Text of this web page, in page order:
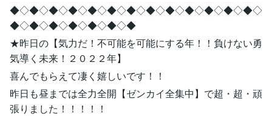
◆◇◆◇◆◇◆◇◆◇◆◇◆◇◆◇◆◇◆◇◆◇◆◇◆◇
◆◇◆◇◆◇◆◇◆◇◆◇◆
★昨日の【気力だ！不可能を可能にする年！！負けない勇
気導く未来！２０２２年】
喜んでもらえて凄く嬉しいです！！
昨日も昼までは全力全開【ゼンカイ全集中】で超・超・頑
張りました！！！！！